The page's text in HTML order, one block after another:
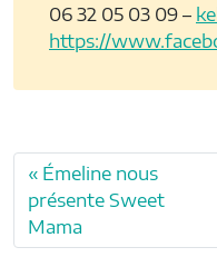
06 32 05 03 09 –
https://
Émeline nous
présente Sweet
Mama